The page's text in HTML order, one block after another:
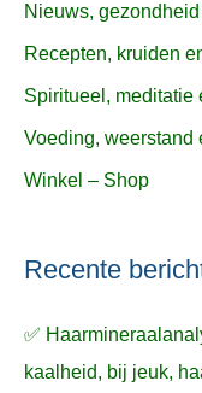
Nieuws,
Recepten, kruiden
Spiritueel, meditatie
Voeding, weerstand
Winkel – Shop
Recente
✅
kaalheid, bij jeuk,